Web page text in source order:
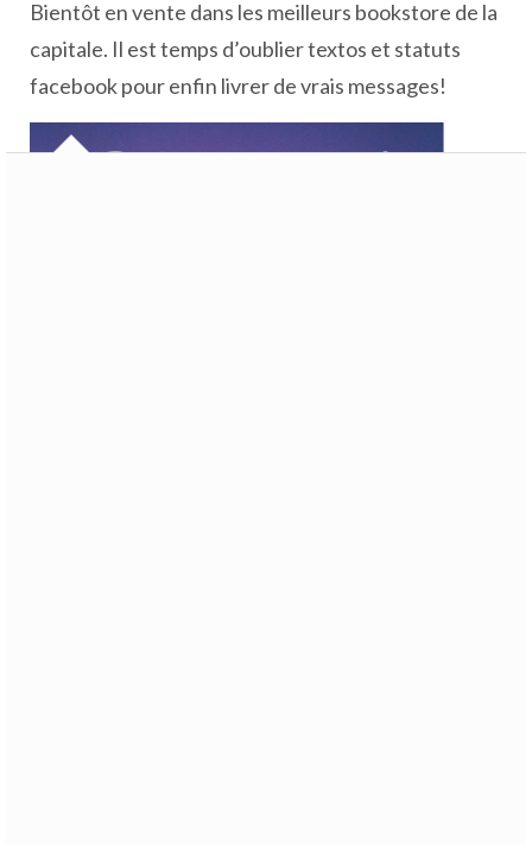
Bientôt en vente dans les meilleurs bookstore de la
capitale. Il est temps d’oublier textos et statuts
facebook pour enfin livrer de vrais messages!